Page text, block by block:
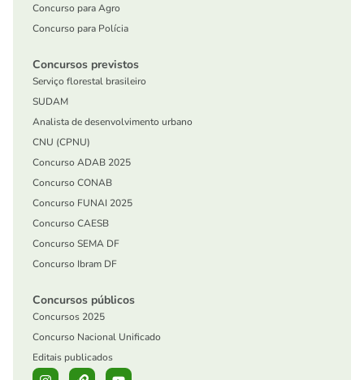
Concurso para Agro
Concurso para Polícia
Concursos previstos
Serviço florestal brasileiro
SUDAM
Analista de desenvolvimento urbano
CNU (CPNU)
Concurso ADAB 2025
Concurso CONAB
Concurso FUNAI 2025
Concurso CAESB
Concurso SEMA DF
Concurso Ibram DF
Concursos públicos
Concursos 2025
Concurso Nacional Unificado
Editais publicados